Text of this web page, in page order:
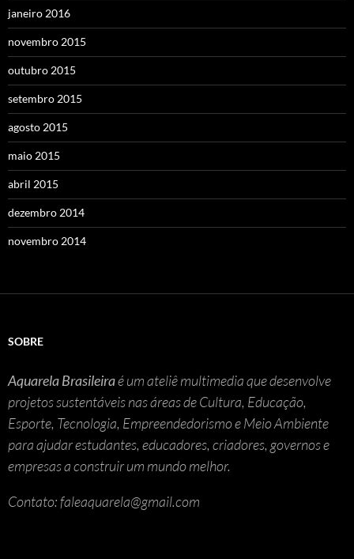
janeiro 2016
novembro 2015
outubro 2015
setembro 2015
agosto 2015
maio 2015
abril 2015
dezembro 2014
novembro 2014
SOBRE
Aquarela Brasileiraé um ateliê multimedia que desenvolve
projetos sustentáveis nas áreas de Cultura, Educação,
Esporte, Tecnologia, Empreendedorismo e Meio Ambiente
para ajudar estudantes, educadores, criadores, governos e
empresas a construir um mundo melhor.
Contato: faleaquarela@gmail.com